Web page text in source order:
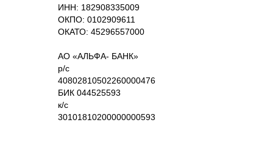
ИНН: 182908335009
ОКПО: 0102909611
ОКАТО: 45296557000
АО «АЛЬФА- БАНК»
р/c
40802810502260000476
БИК 044525593
к/с
30101810200000000593
Линейки для настройки лука
Полочки для лука
Кликеры для лука
Плунжеры для лука
Охотничьи ножи
Ножи складные